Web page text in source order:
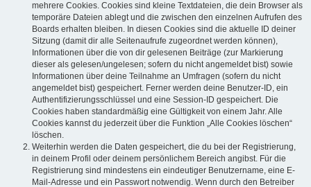
mehrere Cookies. Cookies sind kleine Textdateien, die dein Browser als
temporäre Dateien ablegt und die zwischen den einzelnen Aufrufen des
Boards erhalten bleiben. In diesen Cookies sind die aktuelle ID deiner
Sitzung (damit dir alle Seitenaufrufe zugeordnet werden können),
Informationen über die von dir gelesenen Beiträge (zur Markierung
dieser als gelesen/ungelesen; sofern du nicht angemeldet bist) sowie
Informationen über deine Teilnahme an Umfragen (sofern du nicht
angemeldet bist) gespeichert. Ferner werden deine Benutzer-ID, ein
Authentifizierungsschlüssel und eine Session-ID gespeichert. Die
Cookies haben standardmäßig eine Gültigkeit von einem Jahr. Alle
Cookies kannst du jederzeit über die Funktion „Alle Cookies löschen“
löschen.
Weiterhin werden die Daten gespeichert, die du bei der Registrierung,
in deinem Profil oder deinem persönlichem Bereich angibst. Für die
Registrierung sind mindestens ein eindeutiger Benutzername, eine E-
Mail-Adresse und ein Passwort notwendig. Wenn durch den Betreiber